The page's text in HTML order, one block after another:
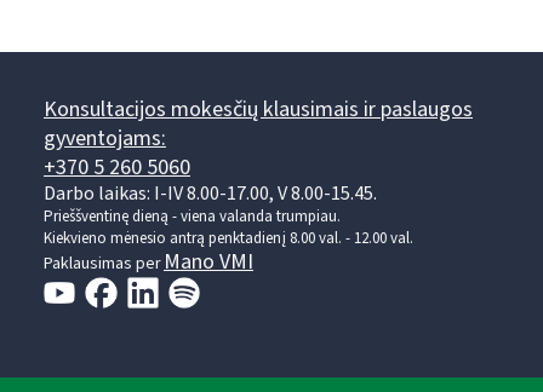
Konsultacijos mokesčių klausimais ir paslaugos
gyventojams:
+370 5 260 5060
Darbo laikas: I-IV 8.00-17.00, V 8.00-15.45.
Prieššventinę dieną - viena valanda trumpiau.
Kiekvieno mėnesio antrą penktadienį 8.00 val. - 12.00 val.
Paklausimas per Mano VMI